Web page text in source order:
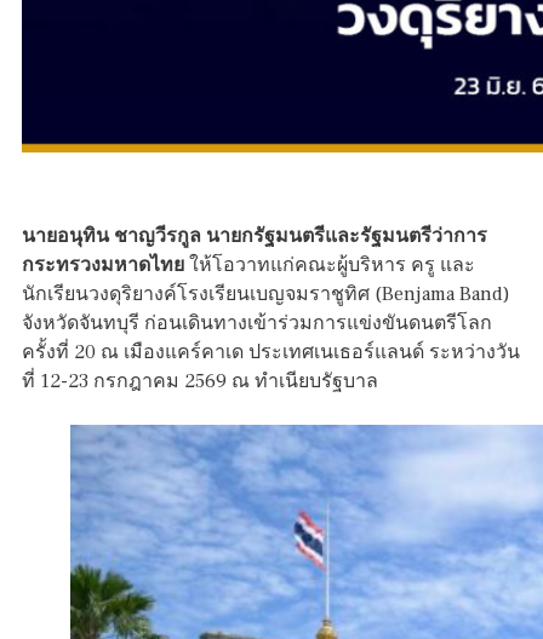
นายอนุทิน ชาญวีรกูล นายกรัฐมนตรีและรัฐมนตรีว่าการ
กระทรวงมหาดไทย ให้โอวาทแก่คณะผู้บริหาร ครู และ
นักเรียนวงดุริยางค์โรงเรียนเบญจมราชูทิศ (Benjama Band)
จังหวัดจันทบุรี ก่อนเดินทางเข้าร่วมการแข่งขันดนตรีโลก
ครั้งที่ 20 ณ เมืองแคร์คาเด ประเทศเนเธอร์แลนด์ ระหว่างวัน
ที่ 12-23 กรกฎาคม 2569 ณ ทำเนียบรัฐบาล